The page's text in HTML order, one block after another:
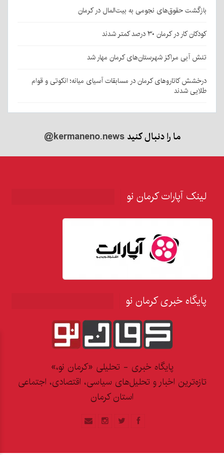
بازگشت حقوق‌های نجومی به بیت‌المال در کرمان
کودکان کار در کرمان ۳۰ درصد کمتر شدند
تنش آبی مراکز شهرستان‌های کرمان مهار شد
درخشش کاتاروهای کرمان در مسابقات آسیای میانه؛ انکوتی و قوام
طلایی شدند
ما را دنبال کنید@kermaneno.news
لینک آپارات کرمان نو
پایگاه خبری کرمان نو
پایگاه خبری - تحلیلی «کرمان نو،»
تازه‌ترین اخبار و تحلیل‌های سیاسی، اقتصادی، اجتماعی
استان کرمان